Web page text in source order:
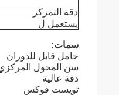
دقة التمركز
يستعمل ل
سمات:
حامل قابل للدوران
سن المحول المركزي: سن ذكر
دقة عالية
تويست فوكس